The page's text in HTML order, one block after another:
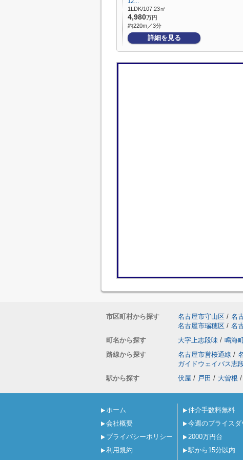
1LDK/107.23㎡
4,980万円
約220m／3分
詳細を見る
市区町村から探す 名古屋市守山区 / 名
名古屋市瑞穂区 / 名
町名から探す
大字上志段味 / 鳴海
路線から探す
名古屋市営桜通線 /
ガイドウェイバス志
駅から探す
伏屋 / 戸田 / 大曽根 /
ホーム
会社概要
プライバシーポリシー
利用規約
仲介手数料無料
今週のプライスダ
2000万円台
駅から15分以内